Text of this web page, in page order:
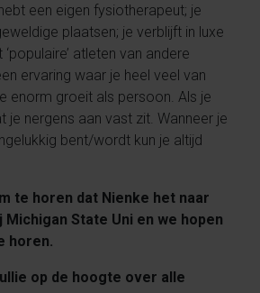
een eigen fysiotherapeut; je
plaatsen; je verblijft in luxe
atleten van andere
ervaring waar je heel veel van
enorm groeit als persoon. Als je
je nergens aan vast zit. Wanneer je
bent/wordt kun je altijd
te horen dat Nienke het naar
State Uni en we hopen
horen.
op de hoogte over alle